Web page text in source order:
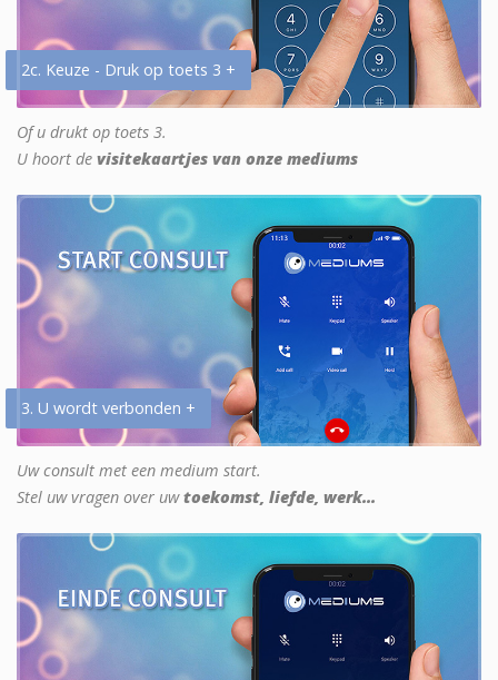
2c. Keuze - Druk op toets 3 +
Of u drukt op toets 3.
U hoort de visitekaartjes van onze mediums
3. U wordt verbonden +
Uw consult met een medium start.
Stel uw vragen over uwtoekomst, liefde, werk...